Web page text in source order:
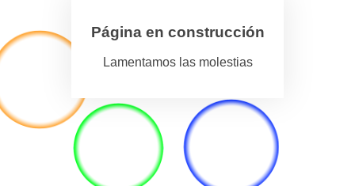
Página en construcción
Lamentamos las molestias